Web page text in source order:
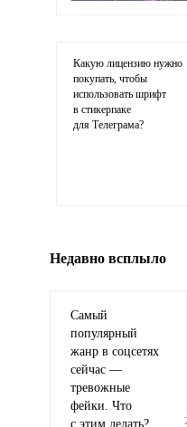
Какую лицензию нужно
покупать, чтобы
использовать шрифт
в стикерпаке
для Телеграма?
Недавно всплыло
Самый
популярный
жанр в соцсетях
сейчас —
тревожные
фейки. Что
с этим делать?